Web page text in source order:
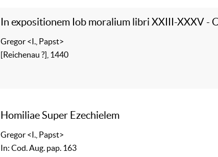
In expositionem Iob moralium libri XXIII-XXXV -
Gregor <I., Papst>
[Reichenau ?], 1440
Homiliae Super Ezechielem
Gregor <I., Papst>
In: Cod. Aug. pap. 163